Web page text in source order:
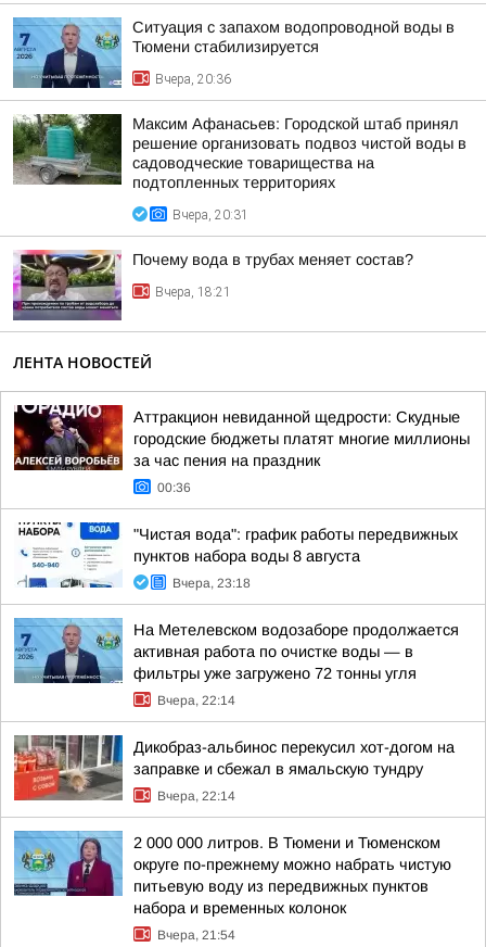
Ситуация с запахом водопроводной воды в
Тюмени стабилизируется
Вчера, 20:36
Максим Афанасьев: Городской штаб принял
решение организовать подвоз чистой воды в
садоводческие товарищества на
подтопленных территориях
Вчера, 20:31
Почему вода в трубах меняет состав?
Вчера, 18:21
ЛЕНТА НОВОСТЕЙ
Аттракцион невиданной щедрости: Скудные
городские бюджеты платят многие миллионы
за час пения на праздник
00:36
"Чистая вода": график работы передвижных
пунктов набора воды 8 августа
Вчера, 23:18
На Метелевском водозаборе продолжается
активная работа по очистке воды — в
фильтры уже загружено 72 тонны угля
Вчера, 22:14
Дикобраз-альбинос перекусил хот-догом на
заправке и сбежал в ямальскую тундру
Вчера, 22:14
2 000 000 литров. В Тюмени и Тюменском
округе по-прежнему можно набрать чистую
питьевую воду из передвижных пунктов
набора и временных колонок
Вчера, 21:54